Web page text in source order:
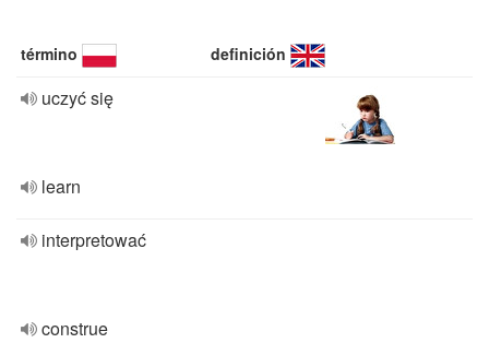
término definición
uczyć się
learn
interpretować
construe